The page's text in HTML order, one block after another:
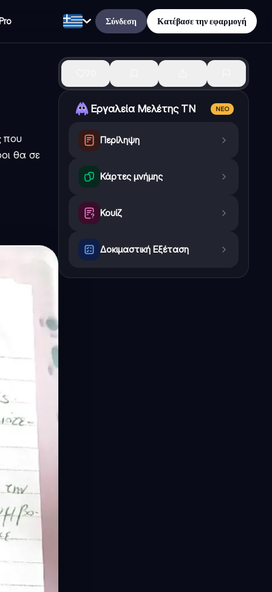
Σύνδεση Κατέβασε την εφαρμογή
που
θα σε
Εργαλεία Μελέτης ΤΝ ΝΈΟ
Περίληψη
Κάρτες μνήμης
Κουίζ
Δοκιμαστική Εξέταση